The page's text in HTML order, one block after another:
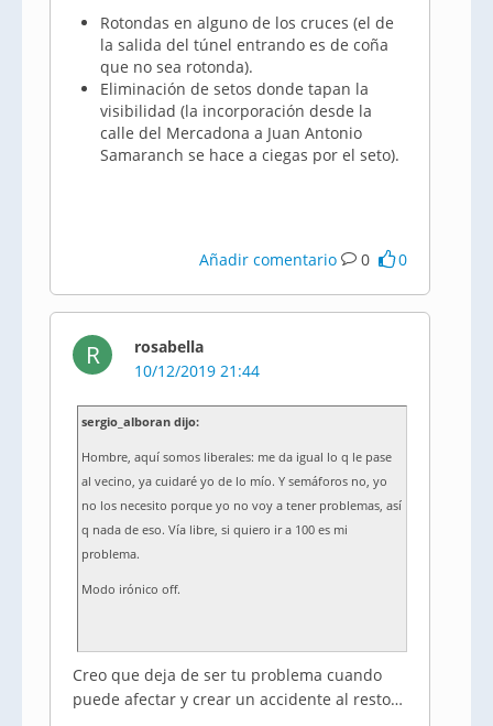
Rotondas en alguno de los cruces (el de
la salida del túnel entrando es de coña
que no sea rotonda).
Eliminación de setos donde tapan la
visibilidad (la incorporación desde la
calle del Mercadona a Juan Antonio
Samaranch se hace a ciegas por el seto).
Añadir comentario 0 0
R
rosabella
10/12/2019 21:44
sergio_alboran dijo:
Hombre, aquí somos liberales: me da igual lo q le pase
al vecino, ya cuidaré yo de lo mío. Y semáforos no, yo
no los necesito porque yo no voy a tener problemas, así
q nada de eso. Vía libre, si quiero ir a 100 es mi
problema.
Modo irónico off.
Creo que deja de ser tu problema cuando
puede afectar y crear un accidente al resto…